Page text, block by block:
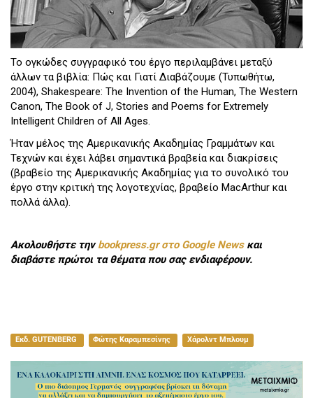
Το ογκώδες συγγραφικό του έργο περιλαμβάνει μεταξύ
άλλων τα βιβλία: Πώς και Γιατί Διαβάζουμε (Τυπωθήτω,
2004), Shakespeare: The Invention of the Human, The Western
Canon, The Book of J, Stories and Poems for Extremely
Intelligent Children of All Ages.
Ήταν μέλος της Αμερικανικής Ακαδημίας Γραμμάτων και
Τεχνών και έχει λάβει σημαντικά βραβεία και διακρίσεις
(βραβείο της Αμερικανικής Ακαδημίας για το συνολικό του
έργο στην κριτική της λογοτεχνίας, βραβείο MacArthur και
πολλά άλλα).
Ακολουθήστε τηνbookpress.gr στο Google Newsκαι
διαβάστε πρώτοι τα θέματα που σας ενδιαφέρουν.
Εκδ. GUTENBERG Φώτης Καραμπεσίνης Χάρολντ Μπλουμ